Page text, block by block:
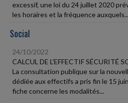
excessif, une loi du 24 juillet 2020
les horaires et la fréquence auxquels...
Social
24/10/2022
CALCUL DE L'EFFECTIF SÉCURITÉ
La consultation publique sur la
dédiée aux effectifs a pris fin le 15
fiche concerne les modalités...